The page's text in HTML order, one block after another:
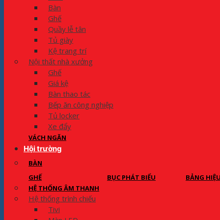
Bàn
Ghế
Quầy lễ tân
Tủ giày
Kệ trang trí
Nội thất nhà xưởng
Ghế
Giá kệ
Bàn thao tác
Bếp ăn công nghiệp
Tủ locker
Xe đẩy
VÁCH NGĂN
Hội trường
BÀN
GHẾ
BỤC PHÁT BIỂU
BẢNG
HỆ THỐNG ÂM THANH
Hệ thống trình chiếu
Tivi